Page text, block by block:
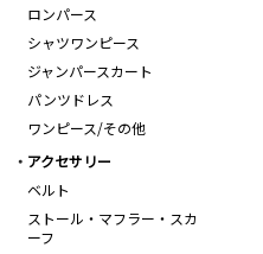
ロンパース
シャツワンピース
ジャンパースカート
パンツドレス
ワンピース/その他
アクセサリー
ベルト
ストール・マフラー・スカ
ーフ